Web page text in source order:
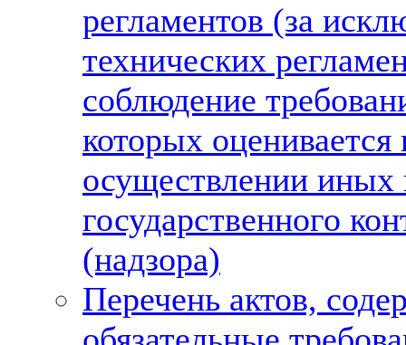
регламентов (за
технических
соблюдение
которых оценивается
осуществлении иных
государственного
(надзора)
Перечень актов,